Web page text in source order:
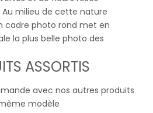
Au milieu de cette nature
cadre photo rond met en
la plus belle photo des
ASSORTIS
avec nos autres produits
modèle